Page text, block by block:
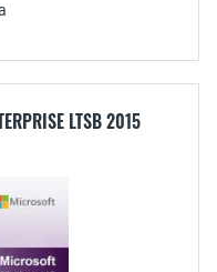
LTSB 2015